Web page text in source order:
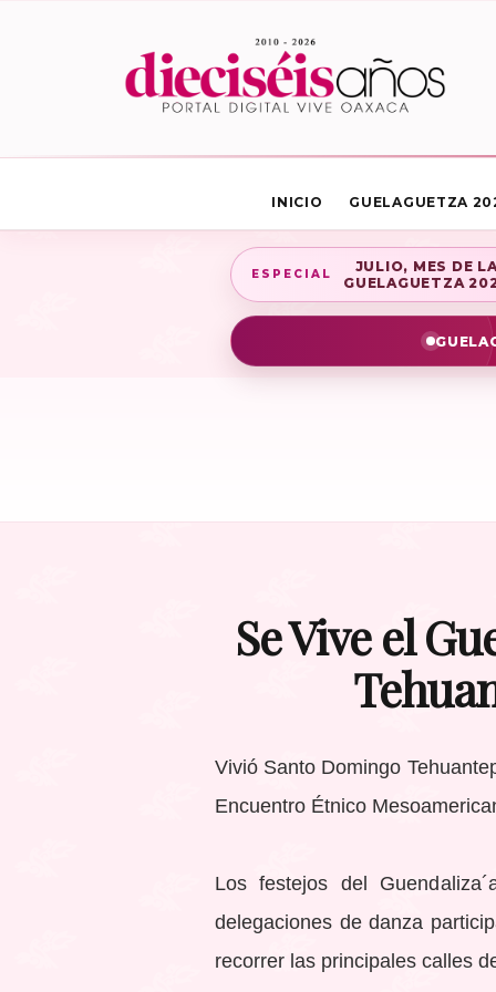
INICIO GUELAGUETZA
ESPECIAL
JULIO, MES DE
GUELAGUETZA
Se Vive el
Vivió Santo Domingo
Encuentro Étnico
Los festejos del
delegaciones de danza
recorrer las principales calles